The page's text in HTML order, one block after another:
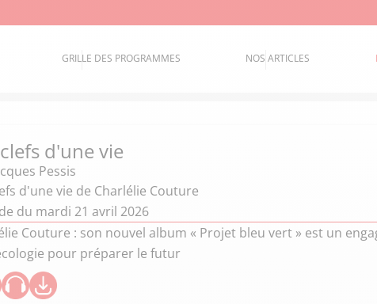
GRILLE DES PROGRAMMES NOS ARTICLES
d'une vie
Pessis
d'une vie de Charlélie Couture
du mardi 21 avril 2026
Couture : son nouvel album « Projet bleu vert » est un
pour préparer le futur